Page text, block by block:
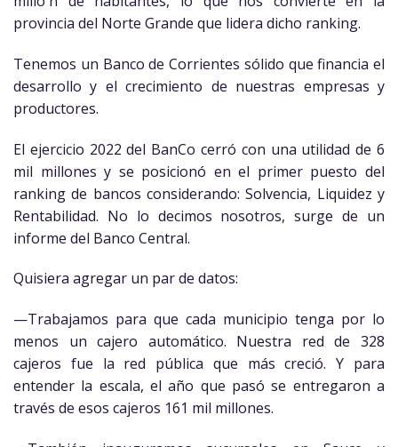
provincia del Norte Grande que lidera dicho ranking.
Tenemos un Banco de Corrientes sólido que financia el
desarrollo y el crecimiento de nuestras empresas y
productores.
El ejercicio 2022 del BanCo cerró con una utilidad de 6
mil millones y se posicionó en el primer puesto del
ranking de bancos considerando: Solvencia, Liquidez y
Rentabilidad. No lo decimos nosotros, surge de un
informe del Banco Central.
Quisiera agregar un par de datos:
—Trabajamos para que cada municipio tenga por lo
menos un cajero automático. Nuestra red de 328
cajeros fue la red pública que más creció. Y para
entender la escala, el año que pasó se entregaron a
través de esos cajeros 161 mil millones.